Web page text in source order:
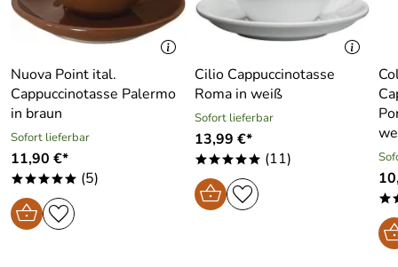
Nuova Point ital.
Cappuccinotasse Palermo
in braun
Sofort lieferbar
11,90 €*
***** (5)
Cilio Cappuccinotasse
Roma in weiß
Sofort lieferbar
13,99 €*
***** (11)